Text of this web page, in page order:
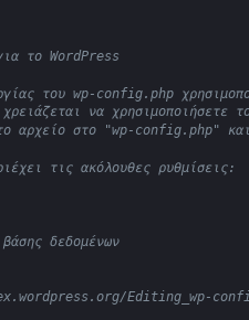
το WordPress
του wp-config.php
να χρησιμοποιήσετε
αρχείο στο "wp-config.php"
τις ακόλουθες ρυθμίσεις:
δεδομένων
Editing_wp-